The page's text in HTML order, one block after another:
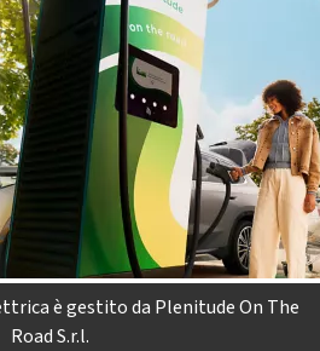
è gestito da Plenitude On The
Road S.r.l.